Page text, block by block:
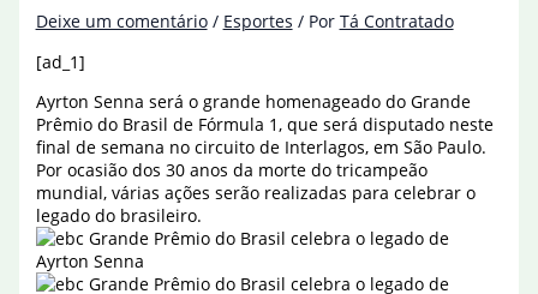
Deixe um comentário / Esportes / Por Tá Contratado
[ad_1]
Ayrton Senna será o grande homenageado do Grande
Prêmio do Brasil de Fórmula 1, que será disputado neste
final de semana no circuito de Interlagos, em São Paulo.
Por ocasião dos 30 anos da morte do tricampeão
mundial, várias ações serão realizadas para celebrar o
legado do brasileiro.